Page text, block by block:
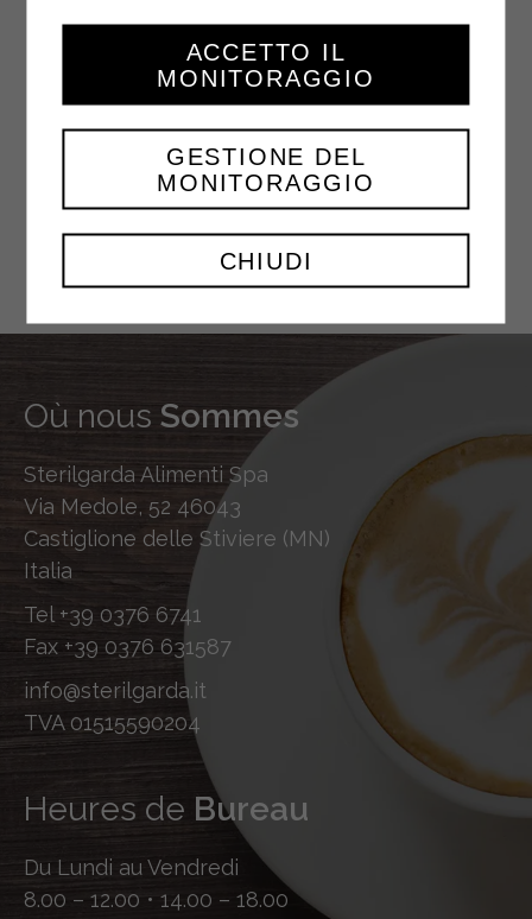
YOUTUBE
TWITTER
Où nous Sommes
Sterilgarda Alimenti Spa
Via Medole, 52 46043
Castiglione delle Stiviere (MN)
Italia
Tel +39 0376 6741
Fax +39 0376 631587
info@sterilgarda.it
TVA 01515590204
Heures de Bureau
Du Lundi au Vendredi
8.00 – 12.00 • 14.00 – 18.00
CHIUDI
GESTIONE DEL
MONITORAGGIO
ACCETTO IL
MONITORAGGIO